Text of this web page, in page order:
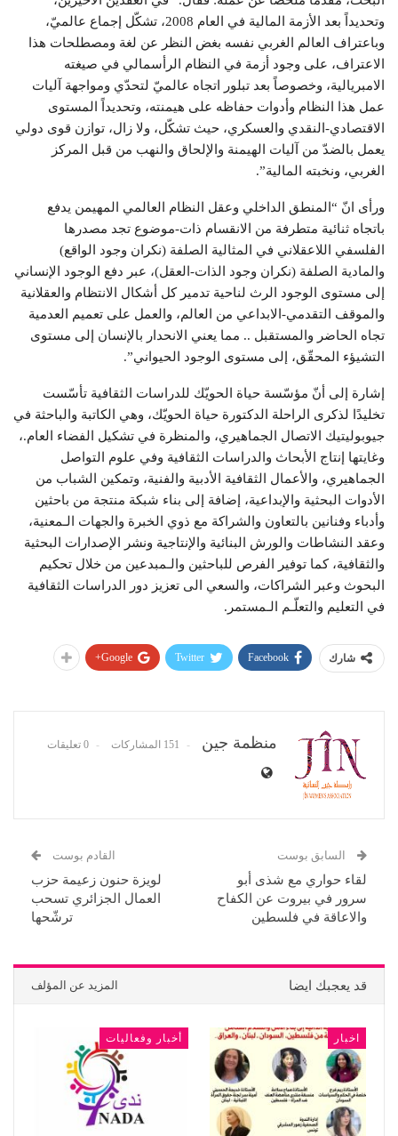
وتحديداً بعد الأزمة المالية في العام 2008، تشكّل إجماع عالميّ،
وباعتراف العالم الغربي نفسه بغض النظر عن لغة ومصطلحات هذا
الاعتراف، على وجود أزمة في النظام الرأسمالي في صيغته
الامبريالية، وخصوصاً بعد تبلور اتجاه عالميّ لتحدّي ومواجهة آليات
عمل هذا النظام وأدوات حفاظه على هيمنته، وتحديداً المستوى
الاقتصادي-النقدي والعسكري، حيث تشكّل، ولا زال، توازن قوى دولي
يعمل بالضدّ من آليات الهيمنة والإلحاق والنهب من قبل المركز
الغربي، ونخبته المالية”.
ورأى انّ “المنطق الداخلي وعقل النظام العالمي المهيمن يدفع
باتجاه ثنائية متطرفة من الانقسام ذات-موضوع تجد مصدرها
الفلسفي اللاعقلاني في المثالية الصلفة (نكران وجود الواقع)
والمادية الصلفة (نكران وجود الذات-العقل)، عبر دفع الوجود الإنساني
إلى مستوى الوجود الرث لناحية تدمير كل أشكال الانتظام والعقلانية
والموقف التقدمي-الابداعي من العالم، والعمل على تعميم العدمية
تجاه الحاضر والمستقبل .. مما يعني الانحدار بالإنسان إلى مستوى
التشيؤء المحقّق، إلى مستوى الوجود الحيواني”.
إشارة إلى أنّ مؤسّسة حياة الحويّك للدراسات الثقافية تأسّست
تخليدًا لذكرى الراحلة الدكتورة حياة الحويّك، وهي الكاتبة والباحثة في
جيوبوليتيك الاتصال الجماهيري، والمنظرة في تشكيل الفضاء العام.،
وغايتها إنتاج الأبحاث والدراسات الثقافية وفي علوم التواصل
الجماهيري، والأعمال الثقافية الأدبية والفنية، وتمكين الشباب من
الأدوات البحثية والإبداعية، إضافة إلى بناء شبكة منتجة من باحثين
وأدباء وفنانين بالتعاون والشراكة مع ذوي الخبرة والجهات الـمعنية،
وعقد النشاطات والورش البنائية والإنتاجية ونشر الإصدارات البحثية
والثقافية، كما توفير الفرص للباحثين والـمبدعين من خلال تحكيم
البحوث وعبر الشراكات، والسعي الى تعزيز دور الدراسات الثقافية
في التعليم والتعلّـم الـمستمر.
شارك Facebook
Twitter
Google+
منظمة جين 151 المشاركات 0 تعليقات
السابق بوست
لقاء حواري مع شذى أبو
سرور في بيروت عن الكفاح
والاعاقة في فلسطين
القادم بوست
لويزة حنون زعيمة حزب
العمال الجزائري تسحب
ترشّحها
قد يعجبك ايضا المزيد عن المؤلف
اخبار أخبار وفعاليات